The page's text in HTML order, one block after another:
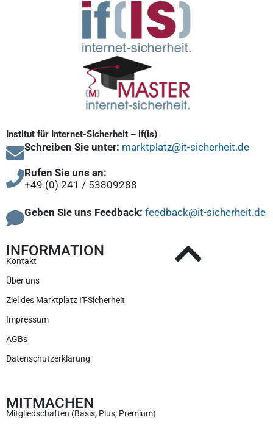
Institut für Internet-Sicherheit – if(is)
Schreiben Sie unter: marktplatz@it-sicherheit.de
Rufen Sie uns an:
+49 (0) 241 / 53809288
Geben Sie uns Feedback: feedback@it-sicherheit.de
INFORMATION
Kontakt
Über uns
Ziel des Marktplatz IT-Sicherheit
Impressum
AGBs
Datenschutzerklärung
MITMACHEN
Mitgliedschaften (Basis, Plus, Premium)